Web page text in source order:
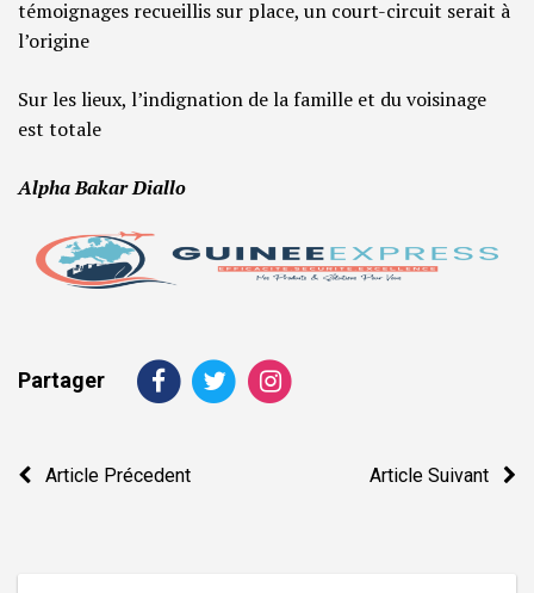
témoignages recueillis sur place, un court-circuit serait à
l’origine
Sur les lieux, l’indignation de la famille et du voisinage
est totale
Alpha Bakar Diallo
Partager
Navigation
Article Précedent Article Suivant